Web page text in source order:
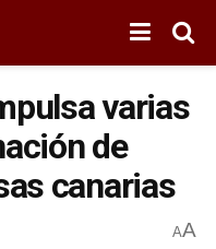
varias
de
canarias
AA